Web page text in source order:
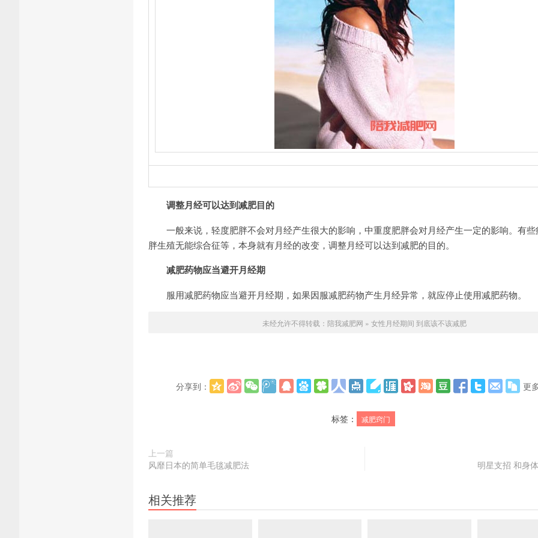
调整月经可以达到减肥目的
一般来说，轻度肥胖不会对月经产生很大的影响，中重度肥胖会对月经产生一定的影响。有些
胖生殖无能综合征等，本身就有月经的改变，调整月经可以达到减肥的目的。
减肥药物应当避开月经期
服用减肥药物应当避开月经期，如果因服减肥药物产生月经异常，就应停止使用减肥药物。
未经允许不得转载： 陪我减肥网 » 女性月经期间 到底该不该减肥
分享到： 更
标签： 减肥窍门
上一篇
风靡日本的简单毛毯减肥法
明星支招 和身
相关推荐